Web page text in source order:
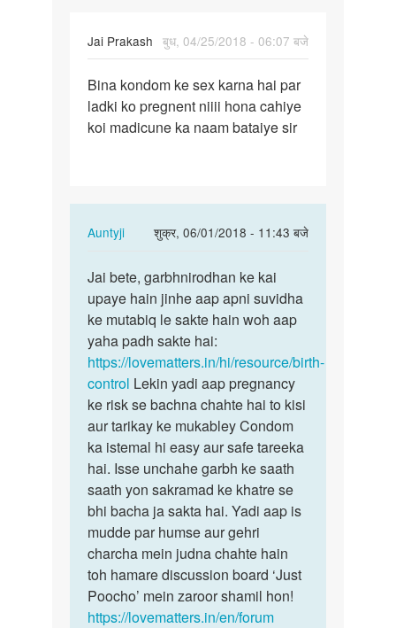
Jai Prakash बुध, 04/25/2018 - 06:07 बजे
Bina
kondom
ke
Bina kondom ke sex karna hai par
ladki ko pregnent niiii hona cahiye
koi madicune ka naam bataiye sir
Auntyji
शुक्र, 06/01/2018 - 11:43 बजे
In
to
Bina
kondom
ke
sex
karna
hai…
by
Jai
Prakash
Jai
bete,
garbhnirodhan
ke…
Jai bete, garbhnirodhan ke kai
upaye hain jinhe aap apni suvidha
ke mutabiq le sakte hain woh aap
yaha padh sakte hai:
https://lovematters.in/hi/resource/birth-
control Lekin yadi aap pregnancy
ke risk se bachna chahte hai to kisi
aur tarikay ke mukabley Condom
ka istemal hi easy aur safe tareeka
hai. Isse unchahe garbh ke saath
saath yon sakramad ke khatre se
bhi bacha ja sakta hai. Yadi aap is
mudde par humse aur gehri
charcha mein judna chahte hain
toh hamare discussion board ‘Just
Poocho’ mein zaroor shamil hon!
https://lovematters.in/en/forum